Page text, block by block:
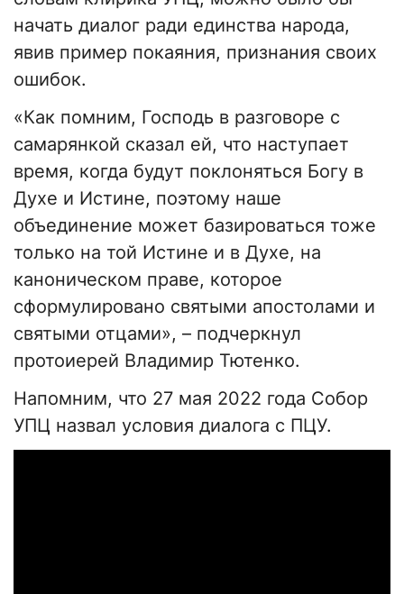
начать диалог ради единства народа,
явив пример покаяния, признания своих
ошибок.
«Как помним, Господь в разговоре с
самарянкой сказал ей, что наступает
время, когда будут поклоняться Богу в
Духе и Истине, поэтому наше
объединение может базироваться тоже
только на той Истине и в Духе, на
каноническом праве, которое
сформулировано святыми апостолами и
святыми отцами», – подчеркнул
протоиерей Владимир Тютенко.
Напомним, что 27 мая 2022 года Собор
УПЦ назвал условия диалога с ПЦУ.